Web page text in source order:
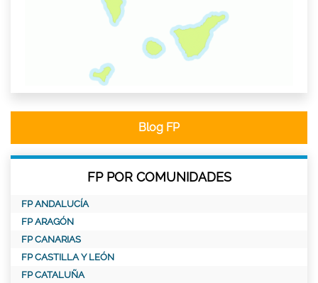
Blog FP
FP POR COMUNIDADES
FP ANDALUCÍA
FP ARAGÓN
FP CANARIAS
FP CASTILLA Y LEÓN
FP CATALUÑA